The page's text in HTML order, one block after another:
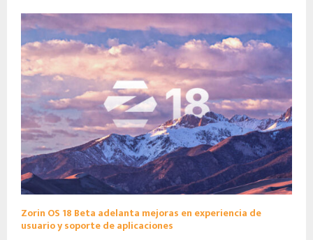
Zorin OS 18 Beta adelanta mejoras en experiencia de
usuario y soporte de aplicaciones